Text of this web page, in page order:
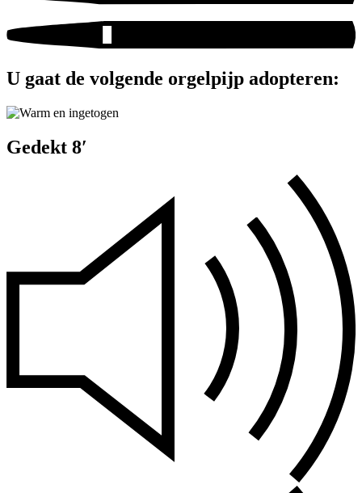
U gaat de volgende orgelpijp adopteren:
Gedekt 8′